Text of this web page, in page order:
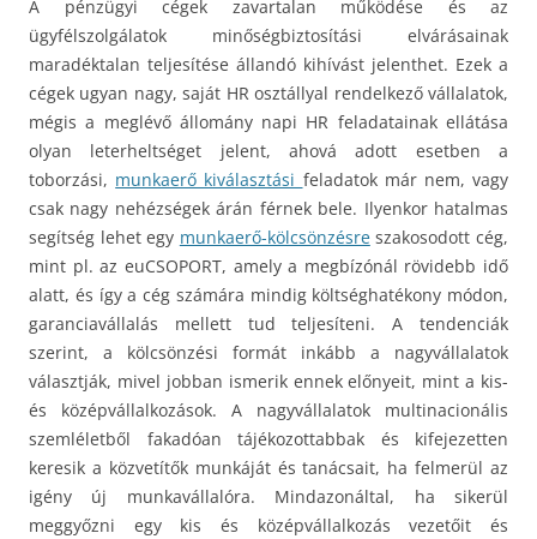
A pénzügyi cégek zavartalan működése és az
ügyfélszolgálatok minőségbiztosítási elvárásainak
maradéktalan teljesítése állandó kihívást jelenthet. Ezek a
cégek ugyan nagy, saját HR osztállyal rendelkező vállalatok,
mégis a meglévő állomány napi HR feladatainak ellátása
olyan leterheltséget jelent, ahová adott esetben a
toborzási, munkaerő kiválasztási feladatok már nem, vagy
csak nagy nehézségek árán férnek bele. Ilyenkor hatalmas
segítség lehet egy munkaerő-kölcsönzésreszakosodott cég,
mint pl. az euCSOPORT, amely a megbízónál rövidebb idő
alatt, és így a cég számára mindig költséghatékony módon,
garanciavállalás mellett tud teljesíteni. A tendenciák
szerint, a kölcsönzési formát inkább a nagyvállalatok
választják, mivel jobban ismerik ennek előnyeit, mint a kis-
és középvállalkozások. A nagyvállalatok multinacionális
szemléletből fakadóan tájékozottabbak és kifejezetten
keresik a közvetítők munkáját és tanácsait, ha felmerül az
igény új munkavállalóra. Mindazonáltal, ha sikerül
meggyőzni egy kis és középvállalkozás vezetőit és